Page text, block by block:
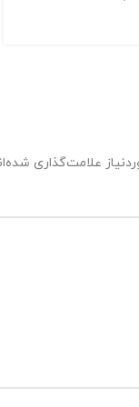
علامت‌گذاری